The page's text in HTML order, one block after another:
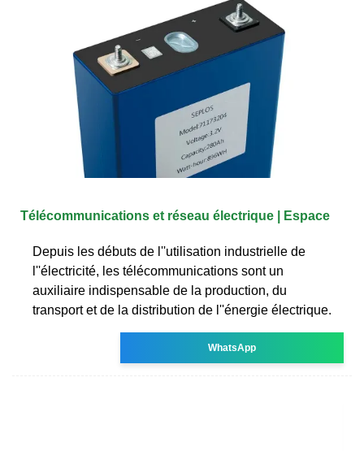
Télécommunications et réseau électrique | Espace
Depuis les débuts de l''utilisation industrielle de
l''électricité, les télécommunications sont un
auxiliaire indispensable de la production, du
transport et de la distribution de l''énergie électrique.
WhatsApp